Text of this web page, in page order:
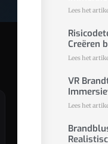
Lees het
Creëren
Lees het
VR
Lees het